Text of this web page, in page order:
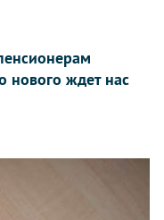
нового ждет нас